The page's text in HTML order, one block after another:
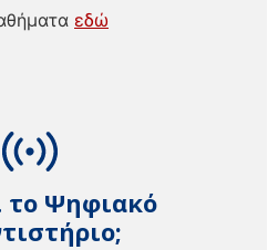
το Ψηφιακό
εδώ